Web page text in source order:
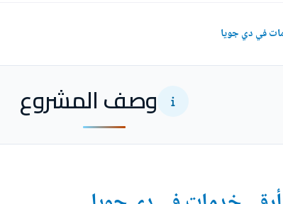
وصف المشروع